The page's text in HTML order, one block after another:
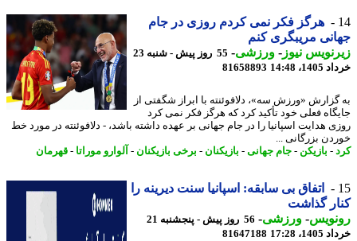
هرگز فکر نمی کردم روزی در جام
مریبگری کنم
نیوز-ورزشی-
55 روز پیش - شنبه 23
14:48
81658893
«ورزش سه»، دلافوئنته با ابراز شگفتی از
فعلی خود تأکید کرد که هرگز فکر نمی کرد
هدایت اسپانیا را در جام جهانی بر عهده داشته باشد، - دلافوئنته در مورد خط
بزرگانی ...
-بازیکن -جام جهانی-بازیکنان-برخی بازیکنان-آلوارو موراتا- قهرمان
اتفاق بی سابقه: اسپانیا سنت دیرینه را
گذاشت
-ورزشی-
56 روز پیش - پنجشنبه 21
17:28
81647188